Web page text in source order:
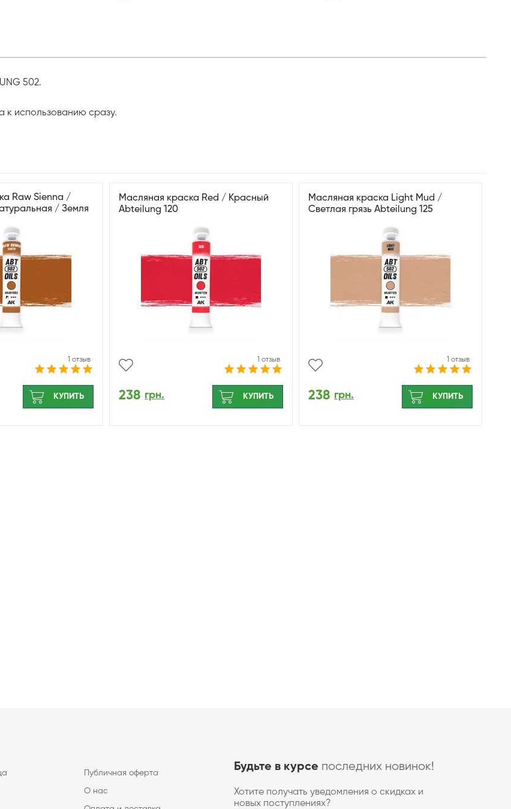
502.
к использованию сразу.
Raw Sienna /
/ Земля
1 отзыв
КУПИТЬ
Масляная краска Red / Красный
Abteilung 120
1 отзыв
238 грн. КУПИТЬ
Масляная краска Light Mud /
Светлая грязь Abteilung 125
1 отзыв
238 грн. КУПИТЬ
Публичная оферта
О нас
Будьте в курсе последних новинок!
Хотите получать уведомления о скидках и
новых поступлениях?